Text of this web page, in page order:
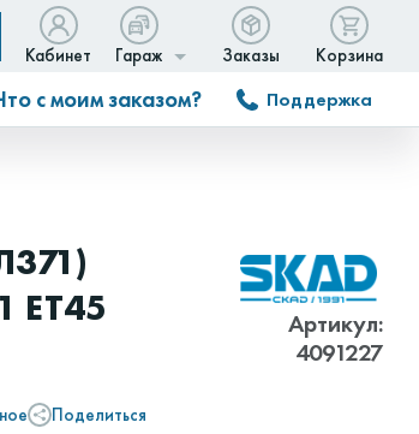
Кабинет Гараж Заказы Корзина
с моим заказом? Поддержка
ET45
Артикул:
4091227
Поделиться